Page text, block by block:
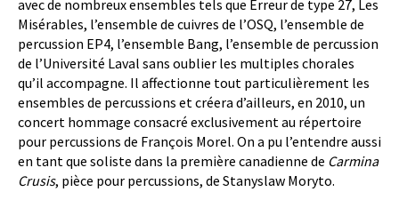
avec de nombreux ensembles tels que Erreur de type 27, Les
Misérables, l’ensemble de cuivres de l’OSQ, l’ensemble de
percussion EP4, l’ensemble Bang, l’ensemble de percussion
de l’Université Laval sans oublier les multiples chorales
qu’il accompagne. Il affectionne tout particulièrement les
ensembles de percussions et créera d’ailleurs, en 2010, un
concert hommage consacré exclusivement au répertoire
pour percussions de François Morel. On a pu l’entendre aussi
en tant que soliste dans la première canadienne de Carmina
Crusis, pièce pour percussions, de Stanyslaw Moryto.